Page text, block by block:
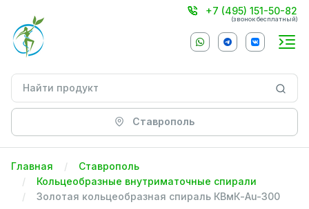
+7 (495) 151-50-82
(звонок бесплатный)
Ставрополь
Главная
Ставрополь
Кольцеобразные внутриматочные спирали
Золотая кольцеобразная спираль КВмК-Au-300